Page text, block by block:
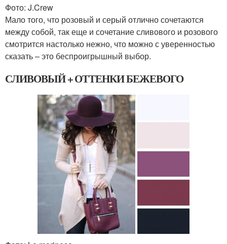
Фото: J.Crew
Мало того, что розовый и серый отлично сочетаются
между собой, так еще и сочетание сливового и розового
смотрится настолько нежно, что можно с уверенностью
сказать – это беспроигрышный выбор.
СЛИВОВЫЙ + ОТТЕНКИ БЕЖЕВОГО